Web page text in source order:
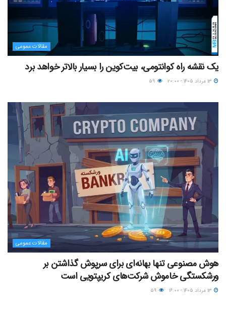
مقالات عمومی
یک نقشه راه کوانتومی، بیت‌کوین را بسیار بالاتر خواهد برد
مقالات عمومی
هوش مصنوعی تنها بهانه‌ای برای سرپوش گذاشتن بر
ورشکستگی خاموش شرکت‌های کریپتویی است